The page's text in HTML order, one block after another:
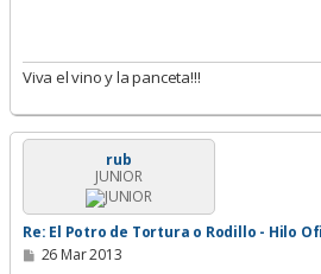
Viva el vino y la panceta!!!
rub
JUNIOR
Re: El Potro de Tortura o Rodillo - Hilo
M
26 Mar 2013